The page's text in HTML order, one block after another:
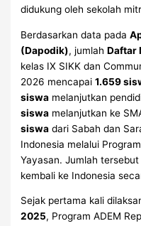
didukung oleh sekolah
Berdasarkan data pada
(Dapodik), jumlahDaftar
kelas IX SIKK dan
2026 mencapai1.659
siswa melanjutkan
siswa melanjutkan ke
siswa dari Sabah dan
Indonesia melalui
Yayasan. Jumlah
kembali ke Indonesia
Sejak pertama kali
2025, Program ADEM